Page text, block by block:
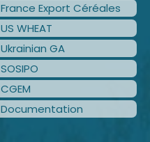
France Export Céréales
US WHEAT
Ukrainian GA
SOSIPO
CGEM
Documentation